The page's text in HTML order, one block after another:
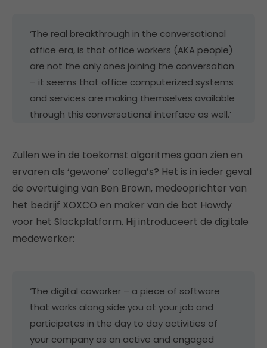
‘The real breakthrough in the conversational
office era, is that office workers (AKA people)
are not the only ones joining the conversation
– it seems that office computerized systems
and services are making themselves available
through this conversational interface as well.’
Zullen we in de toekomst algoritmes gaan zien en
ervaren als ‘gewone’ collega’s? Het is in ieder geval
de overtuiging van Ben Brown, medeoprichter van
het bedrijf XOXCO en maker van de bot Howdy
voor het Slackplatform. Hij introduceert de digitale
medewerker:
‘The digital coworker – a piece of software
that works along side you at your job and
participates in the day to day activities of
your company as an active and engaged